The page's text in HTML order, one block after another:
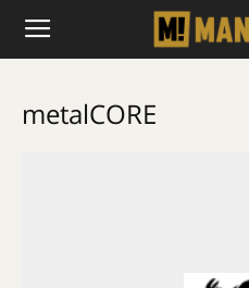
metalCORE